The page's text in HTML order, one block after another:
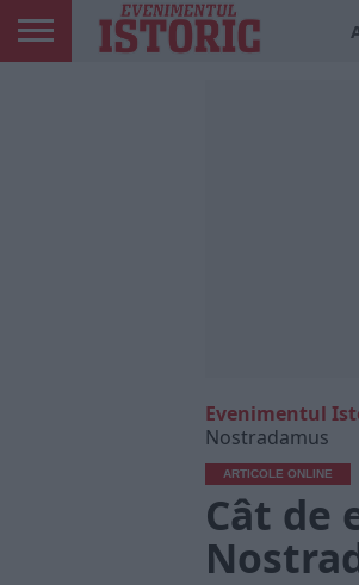
Evenimentul
Nostradamus
ARTICOLE ONLINE
Cât de